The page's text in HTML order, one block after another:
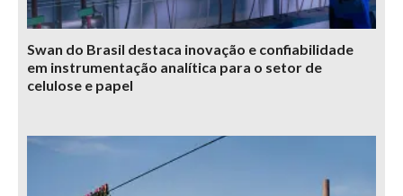
Swan do Brasil destaca inovação e confiabilidade
em instrumentação analítica para o setor de
celulose e papel